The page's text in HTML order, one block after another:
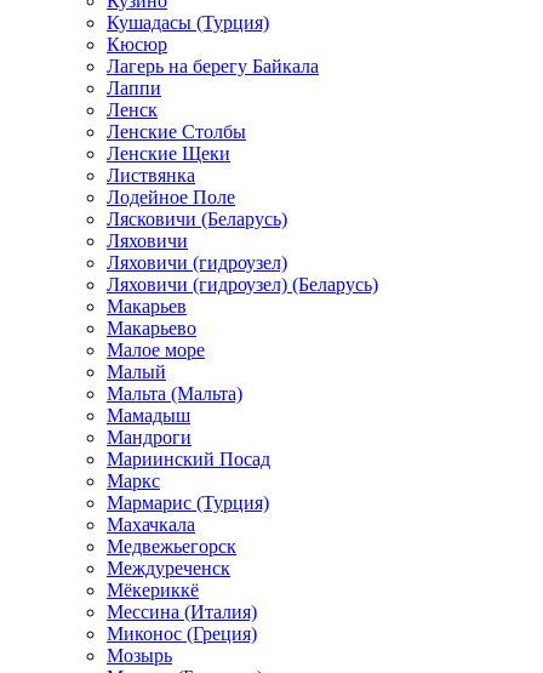
Кушадасы (Турция)
Кюсюр
Лагерь на берегу Байкала
Лаппи
Ленск
Ленские Столбы
Ленские Щеки
Листвянка
Лодейное Поле
Лясковичи (Беларусь)
Ляховичи
Ляховичи (гидроузел)
Ляховичи (гидроузел) (Беларусь)
Макарьев
Макарьево
Малое море
Малый
Мальта (Мальта)
Мамадыш
Мандроги
Мариинский Посад
Маркс
Мармарис (Турция)
Махачкала
Медвежьегорск
Междуреченск
Мёкериккё
Мессина (Италия)
Миконос (Греция)
Мозырь